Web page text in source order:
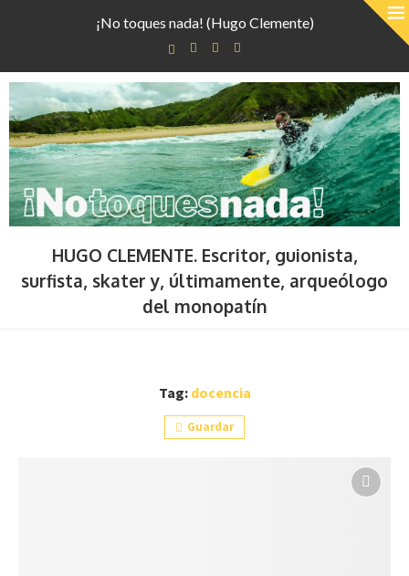
¡No toques nada! (Hugo Clemente)
HUGO CLEMENTE. Escritor, guionista,
surfista, skater y, últimamente, arqueólogo
del monopatín
Tag: docencia
Guardar